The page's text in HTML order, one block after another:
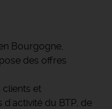
Bourgogne,
des offres
clients et
du BTP, de